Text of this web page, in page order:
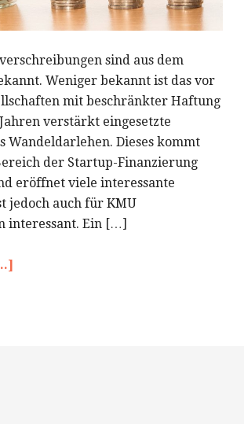
sind aus dem
Weniger bekannt ist das vor
mit beschränkter Haftung
verstärkt eingesetzte
Wandeldarlehen. Dieses kommt
der Startup-Finanzierung
eröffnet viele interessante
jedoch auch für KMU
interessant. Ein […]